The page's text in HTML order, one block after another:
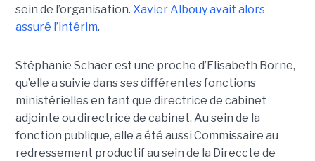
sein de l’organisation. Xavier Albouy avait alors
assuré l’intérim.
Stéphanie Schaer est une proche d’Elisabeth Borne,
qu’elle a suivie dans ses différentes fonctions
ministérielles en tant que directrice de cabinet
adjointe ou directrice de cabinet. Au sein de la
fonction publique, elle a été aussi Commissaire au
redressement productif au sein de la Direccte de